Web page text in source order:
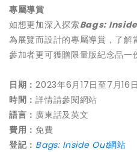
專屬導賞
如想更加深入探索Bags:
為展覽而設計的專屬導賞，了
參加者更可獲贈限量版紀念品一
日期：2023年6月17日至7月16日
時間：詳情請參閱網站
語言： 廣東話及英文
費用： 免費
登記： Bags: Inside Out網站